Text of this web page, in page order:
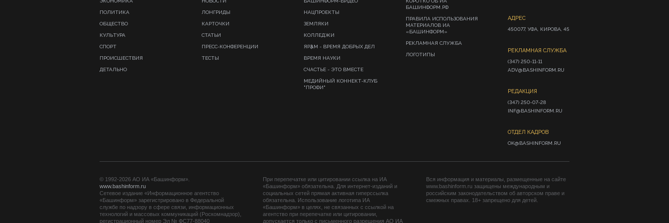
ПОЛИТИКА
ОБЩЕСТВО
КУЛЬТУРА
СПОРТ
ПРОИСШЕСТВИЯ
ДЕТАЛЬНО
ЛОНГРИДЫ
КАРТОЧКИ
СТАТЬИ
ПРЕСС-КОНФЕРЕНЦИИ
ТЕСТЫ
НАЦПРОЕКТЫ
ЗЕМЛЯКИ
КОЛЛЕДЖИ
ЯРҘАМ - ВРЕМЯ ДОБРЫХ ДЕЛ
ВРЕМЯ НАУКИ
СЧАСТЬЕ - ЭТО ВМЕСТЕ
МЕДИЙНЫЙ КОННЕКТ-КЛУБ
"ПРОФИ"
БАШИНФОРМ.РФ
ПРАВИЛА ИСПОЛЬЗОВАНИЯ
МАТЕРИАЛОВ ИА
«БАШИНФОРМ»
РЕКЛАМНАЯ СЛУЖБА
ЛОГОТИПЫ
АДРЕС
450077, УФА, КИРОВА, 45
РЕКЛАМНАЯ СЛУЖБА
(347) 250-11-11
ADV@BASHINFORM.RU
РЕДАКЦИЯ
(347) 250-07-28
INF@BASHINFORM.RU
ОТДЕЛ КАДРОВ
OK@BASHINFORM.RU
© 1992-2026 АО ИА «Башинформ».
www.bashinform.ru
Сетевое издание «Информационное агентство
«Башинформ» зарегистрировано в Федеральной
службе по надзору в сфере связи, информационных
технологий и массовых коммуникаций (Роскомнадзор),
регистрационный номер Эл № ФС77-88040
При перепечатке или цитировании ссылка на ИА
«Башинформ» обязательна. Для интернет-изданий и
социальных сетей прямая активная гиперссылка
обязательна. Использование логотипа ИА
«Башинформ» в целях, не связанных с ссылкой на
агентство при перепечатке или цитировании,
допускается только с письменного разрешения АО ИА
Вся информация и материалы, размещенные на сайте
www.bashinform.ru защищены международным и
российским законодательством об авторском праве и
смежных правах. 18+ запрещено для детей.